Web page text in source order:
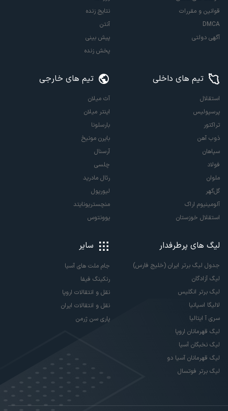
قوانین و مقررات
DMCA
آگهی دولتی
نتایج زنده
آنتن
پیش بینی
پخش زنده
تیم های داخلی
استقلال
پرسپولیس
تراکتور
ذوب آهن
سپاهان
فولاد
ملوان
گل‌گهر
آلومینیوم اراک
استقلال خوزستان
تیم های خارجی
آث میلان
اینتر میلان
بارسلونا
بایرن مونیخ
آرسنال
چلسی
رئال مادرید
لیورپول
منچستریونایتد
یوونتوس
لیگ های پرطرفدار
جدول لیگ برتر ایران (خلیج فارس)
لیگ آزادگان
لیگ برتر انگلیس
لالیگا اسپانیا
سری آ ایتالیا
لیگ قهرمانان اروپا
لیگ نخبگان آسیا
لیگ قهرمانان آسیا دو
لیگ برتر فوتسال
سایر
جام ملت های آسیا
رنکینگ فیفا
نقل و انتقالات اروپا
نقل و انتقالات ایران
پاری سن ژرمن